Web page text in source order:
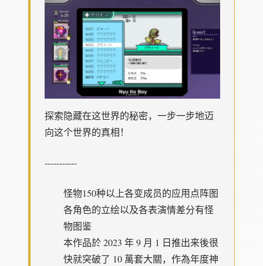
探索隐藏在这世界的秘密，一步一步地迈
向这个世界的真相！
-----------
怪物150种以上各变成员的应用点阵图
各角色的立绘以及各表演情差分有怪
物图鉴
本作品於 2023 年 9 月 1 日推出来後很
快就突破了 10 萬套大關，作為年度神